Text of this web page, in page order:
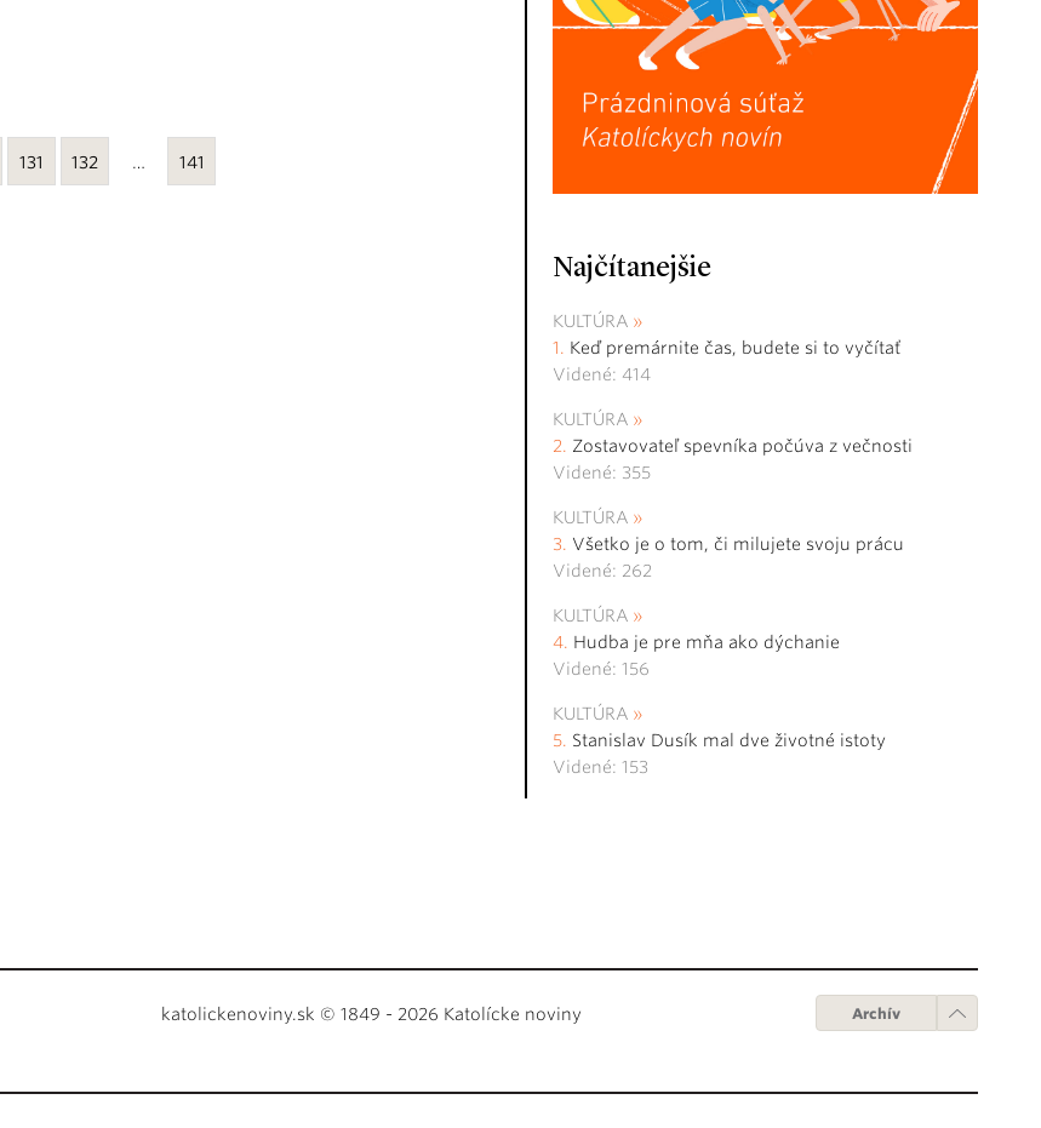
131 132 … 141
Najčítanejšie
KULTÚRA
Keď premárnite čas, budete si to vyčítať
Videné: 414
KULTÚRA
Zostavovateľ spevníka počúva z večnosti
Videné: 355
KULTÚRA
Všetko je o tom, či milujete svoju prácu
Videné: 262
KULTÚRA
Hudba je pre mňa ako dýchanie
Videné: 156
KULTÚRA
Stanislav Dusík mal dve životné istoty
Videné: 153
katolickenoviny.sk © 1849 - 2026 Katolícke noviny Archív